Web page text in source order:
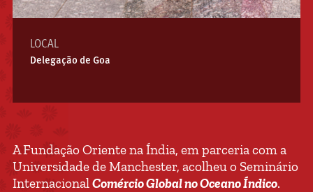
LOCAL
Delegação de Goa
A Fundação Oriente na Índia, em parceria com a
Universidade de Manchester, acolheu o Seminário
InternacionalComércio Global no Oceano Índico.